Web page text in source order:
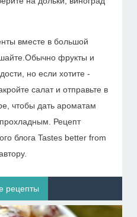
вместе в большой
фрукты и
но если хотите -
салат и отправьте в
чтобы дать ароматам
Рецепт
блога Tastes better from
рецепты